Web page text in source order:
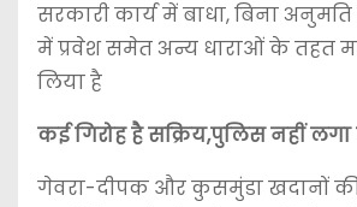
सरकारी कार्य में बाधा, बिना अनुमति
में प्रवेश समेत अन्य धाराओं के तहत
लिया है
कई गिरोह है सक्रिय,पुलिस नहीं लगा
गेवरा-दीपक और कुसमुंडा खदानों